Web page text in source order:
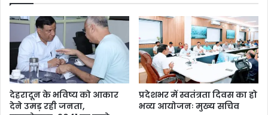
देहरादून के भविष्य को आकार
देने उमड़ रही जनता,
प्रदेशभर में स्वतंत्रता दिवस का हो
भव्य आयोजनः मुख्य सचिव